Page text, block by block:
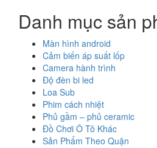
Danh mục sản
Màn hình android
Cảm biến áp suất lốp
Camera hành trình
Độ đèn bi led
Loa Sub
Phim cách nhiệt
Phủ gầm – phủ ceramic
Đồ Chơi Ô Tô Khác
Sản Phẩm Theo Quận